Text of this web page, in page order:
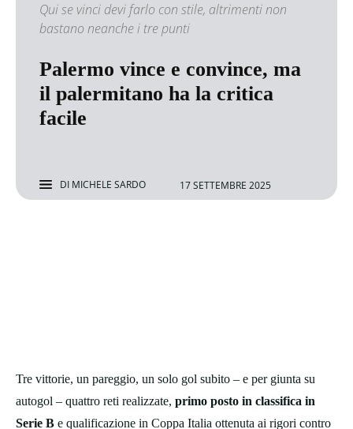
Qui se vinci devi farlo con stile, altrimenti non
bastano neanche i tre punti
Palermo vince e convince, ma
il palermitano ha la critica
facile
DI MICHELE SARDO 17 SETTEMBRE 2025
Tre vittorie, un pareggio, un solo gol subito – e per giunta su
autogol – quattro reti realizzate, primo posto in classifica in
Serie B e qualificazione in Coppa Italia ottenuta ai rigori contro